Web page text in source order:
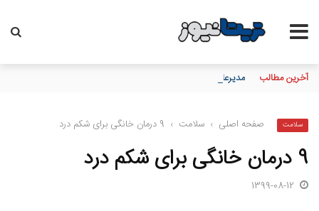
آخرین مطالب مدیرعامل بانک سپه فرارسیدن روز خبرنگار را به اصحاب رسانه و
سلامت صفحه اصلی › سلامت › 9 درمان خانگی برای شکم درد
9 درمان خانگی برای شکم درد
1399-08-12